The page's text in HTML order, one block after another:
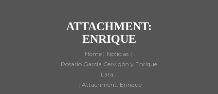
ATTACHMENT:
ENRIQUE
Home
Noticias
Rosario García Cervigón y Enrique
Lara...
Attachment: Enrique